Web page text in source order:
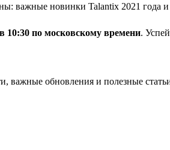
важные новинки Talantix 2021 года и
в 10:30 по московскому времени.
важные обновления и полезные